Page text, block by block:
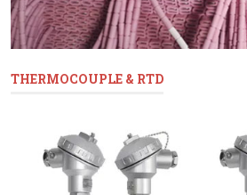
THERMOCOUPLE & RTD